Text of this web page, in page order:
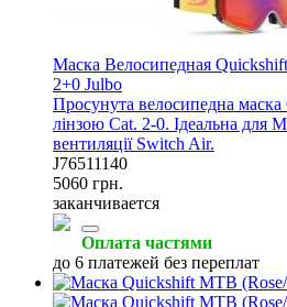
Маска Велосипедная
2+0 Julbo
Просунута велосипедна
лінзою Cat. 2-0. Ідеальна для
вентиляції Switch Air.
J76511140
5060 грн.
заканчивается
Оплата частями
до 6 платежей без переплат